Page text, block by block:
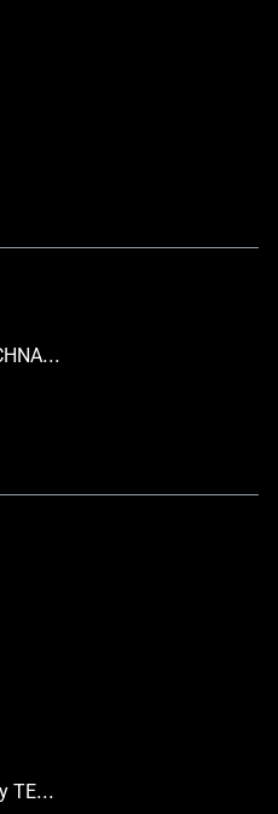
Le nouveau catalogue TECHNAL est arrivé
Les Maisons de Lumière by TECHNAL